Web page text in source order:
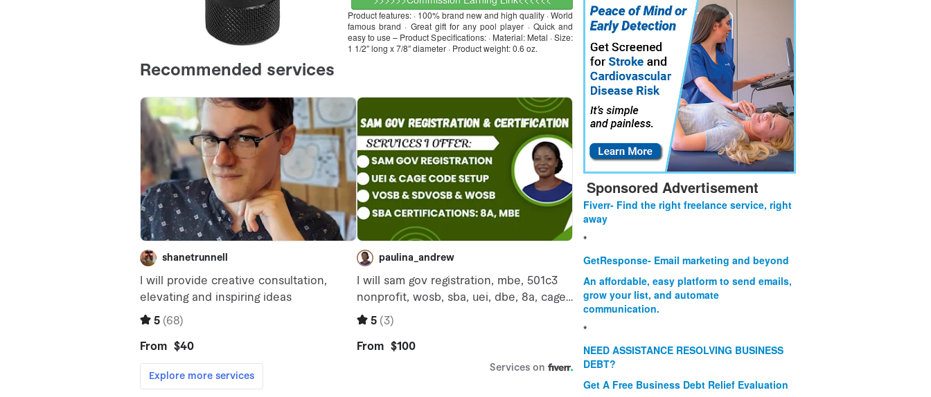
Product features: · 100% brand new and high quality · World
famous brand · Great gift for any pool player · Quick and
easy to use – Product Specifications: · Material: Metal · Size:
1 1/2″ long x 7/8″ diameter · Product weight: 0.6 oz.
Sponsored Advertisement
Fiverr- Find the right freelance service, right
away
*
GetResponse- Email marketing and beyond
An affordable, easy platform to send emails,
grow your list, and automate
communication.
*
NEED ASSISTANCE RESOLVING BUSINESS
DEBT?
Get A Free Business Debt Relief Evaluation